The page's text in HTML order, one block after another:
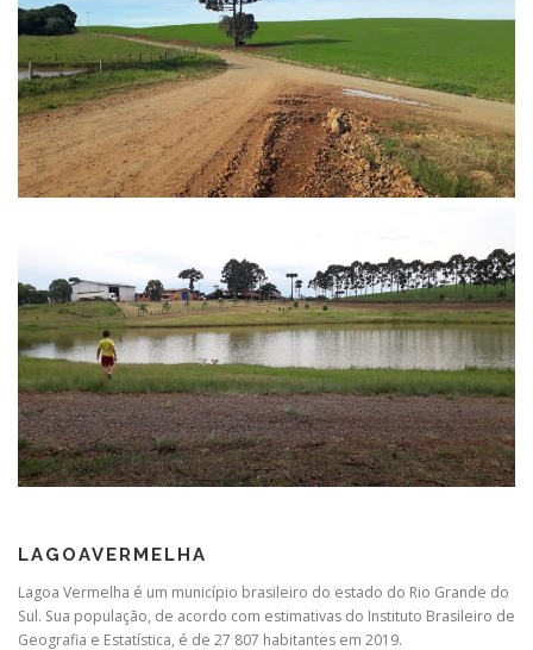
LAGOAVERMELHA
Lagoa Vermelha é um município brasileiro do estado do Rio Grande do
Sul. Sua população, de acordo com estimativas do Instituto Brasileiro de
Geografia e Estatística, é de 27 807 habitantes em 2019.